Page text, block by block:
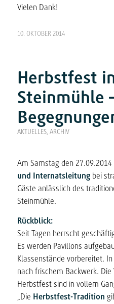
Vielen Dank!
10. OKTOBER 2014
Herbstfest
Steinmühle
AKTUELLES, ARCHIV
Am Samstag den
und Internatsleitungbei
Gäste anlässlich des
Steinmühle.
Rückblick:
Seit Tagen herrscht
Es werden Pavillons
Klassenstände vorbereitet.
nach frischem Backwerk.
Herbstfest sind in vollem
„Die Herbstfest-Tradition